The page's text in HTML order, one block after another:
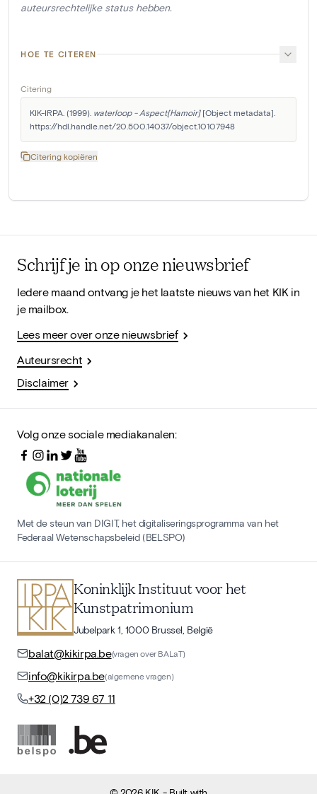
auteursrechtelijke status hebben.
HOE TE CITEREN
Citering
KIK-IRPA. (1999). waterloop - Aspect[Hamoir] [Object metadata].
https://hdl.handle.net/20.500.14037/object.10107948
Citering kopiëren
Schrijf je in op onze nieuwsbrief
Iedere maand ontvang je het laatste nieuws van het KIK in
je mailbox.
Lees meer over onze nieuwsbrief
Auteursrecht
Disclaimer
Volg onze sociale mediakanalen:
Met de steun van DIGIT, het digitaliseringsprogramma van het
Federaal Wetenschapsbeleid (BELSPO)
Koninklijk Instituut voor het
Kunstpatrimonium
Jubelpark 1, 1000 Brussel, België
balat@kikirpa.be(vragen over BALaT)
info@kikirpa.be(algemene vragen)
+32 (0)2 739 67 11